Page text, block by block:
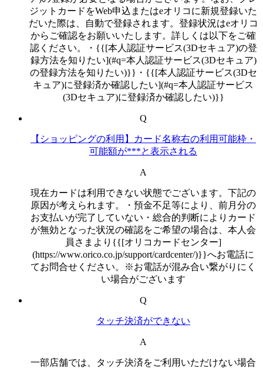
ジットカードをWeb申込またはeオリコに新規登録いた
だいた際は、自動で登録されます。登録状況はeオリコ
からご確認をお願いいたします。詳しくは以下をご確
認ください。・{{[本人認証サービス(3Dセキュア)の登
録方法を知りたい](#q=本人認証サービス(3Dセキュア)
の登録方法を知りたい)}}・{{[本人認証サービス(3Dセ
キュア)に登録済か確認したい](#q=本人認証サービス
(3Dセキュア)に登録済か確認したい)}}
Q
【ショッピングの利用】カード名称右の利用可能枠・
可能額が***と表示される
A
現在カードは利用できない状態でございます。下記の
原因が考えられます。・預金不足等により、前月分の
お支払いが完了していない・総合的判断によりカード
が無効となった状況の確認をご希望の場合は、本人会
員さまより{{[オリコカードセンター]
(https://www.orico.co.jp/support/cardcenter/)}}へお電話に
てお問合せください。※お電話が混み合い繋がりにく
い場合がございます
Q
タッチ決済ができない
A
一部店舗では、タッチ決済をご利用いただけない場合